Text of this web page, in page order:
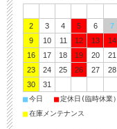
2
3 4 5 6 7
9
10 11 12 13 14
16
17 18 19 20 21
23
24 25 26 27 28
30
31
■今日 ■定休日(臨時休業）
■在庫メンテナンス